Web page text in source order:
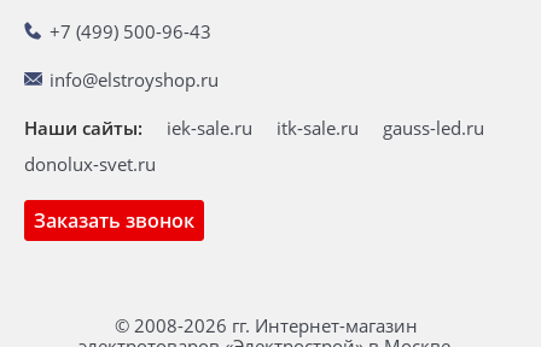
+7 (499) 500-96-43
info@elstroyshop.ru
Заказать звонок
Наши сайты: iek-sale.ru itk-sale.ru
gauss-led.ru
donolux-svet.ru
© 2008-2026 гг. Интернет-магазин